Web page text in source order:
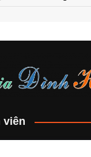
viên